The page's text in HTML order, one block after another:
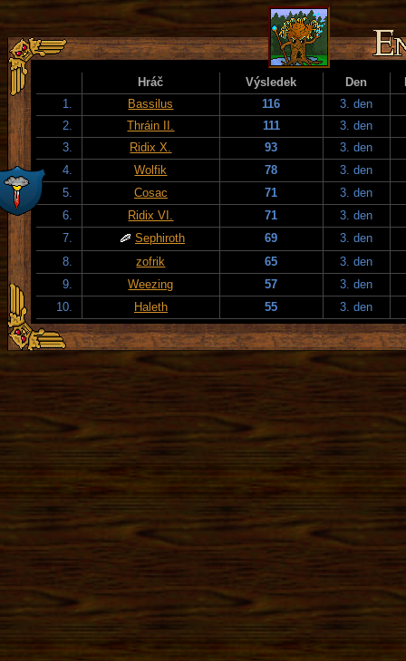
Hráč Výsledek Den
1.
Bassilus 116
3. den
2.
Thráin II. 111
3. den
3.
Ridix X. 93
3. den
4.
Wolfik 78
3. den
5.
Cosac 71
3. den
6.
Ridix VI. 71
3. den
7.
Sephiroth 69
3. den
8.
zofrik 65
3. den
9.
Weezing 57
3. den
10.
Haleth 55 3. den